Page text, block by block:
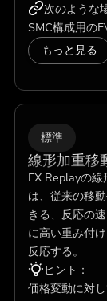
次のような
SMC構成用の
もっと見る
標準
線形加重移
FX Replayの
は、従来の移
きる、反応の
に高い重み付
反応する。
ヒント：
価格変動に対